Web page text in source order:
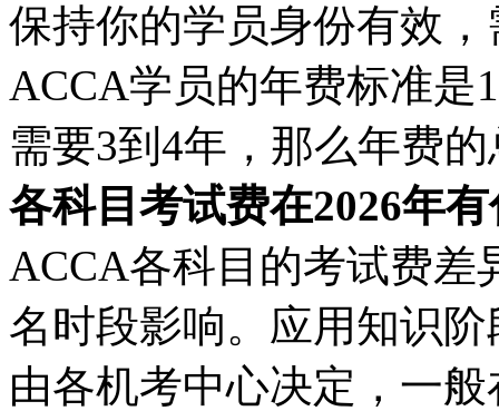
保持你的学员身份有效
ACCA学员的年费标准是
需要3到4年，那么年费
各科目考试费在2026年
ACCA各科目的考试费差
名时段影响。应用知识
由各机考中心决定，一